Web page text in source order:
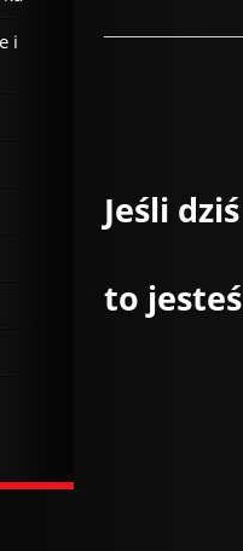
Jeśli
to
i